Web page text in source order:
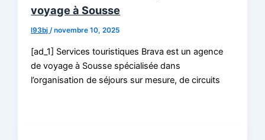
voyage à Sousse
l93bj/novembre 10, 2025
[ad_1] Services touristiques Brava est un agence
de voyage à Sousse spécialisée dans
l’organisation de séjours sur mesure, de circuits